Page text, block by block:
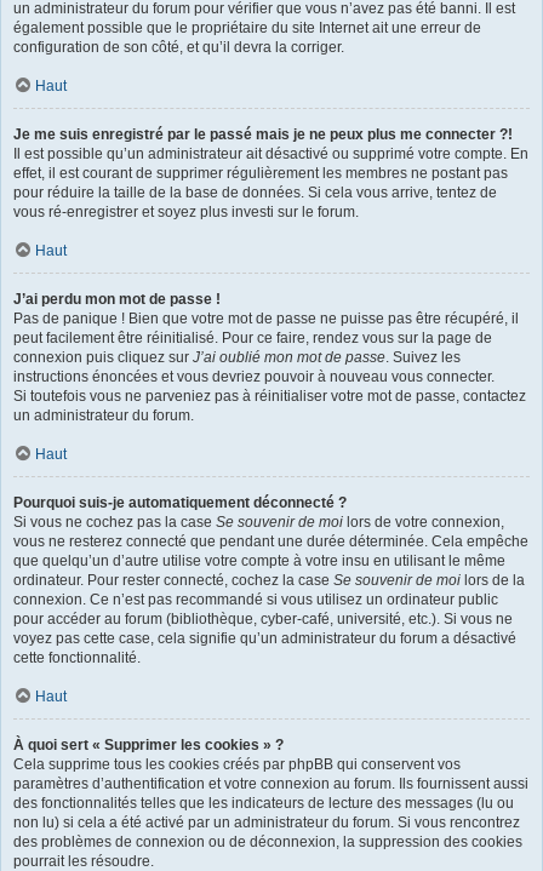
un administrateur du forum pour vérifier que vous n’avez pas été banni. Il est
également possible que le propriétaire du site Internet ait une erreur de
configuration de son côté, et qu’il devra la corriger.
Haut
Je me suis enregistré par le passé mais je ne peux plus me connecter ?!
Il est possible qu’un administrateur ait désactivé ou supprimé votre compte. En
effet, il est courant de supprimer régulièrement les membres ne postant pas
pour réduire la taille de la base de données. Si cela vous arrive, tentez de
vous ré-enregistrer et soyez plus investi sur le forum.
Haut
J’ai perdu mon mot de passe !
Pas de panique ! Bien que votre mot de passe ne puisse pas être récupéré, il
peut facilement être réinitialisé. Pour ce faire, rendez vous sur la page de
connexion puis cliquez sur J’ai oublié mon mot de passe. Suivez les
instructions énoncées et vous devriez pouvoir à nouveau vous connecter.
Si toutefois vous ne parveniez pas à réinitialiser votre mot de passe, contactez
un administrateur du forum.
Haut
Pourquoi suis-je automatiquement déconnecté ?
Si vous ne cochez pas la case Se souvenir de moi lors de votre connexion,
vous ne resterez connecté que pendant une durée déterminée. Cela empêche
que quelqu’un d’autre utilise votre compte à votre insu en utilisant le même
ordinateur. Pour rester connecté, cochez la case Se souvenir de moi lors de la
connexion. Ce n’est pas recommandé si vous utilisez un ordinateur public
pour accéder au forum (bibliothèque, cyber-café, université, etc.). Si vous ne
voyez pas cette case, cela signifie qu’un administrateur du forum a désactivé
cette fonctionnalité.
Haut
À quoi sert « Supprimer les cookies » ?
Cela supprime tous les cookies créés par phpBB qui conservent vos
paramètres d’authentification et votre connexion au forum. Ils fournissent aussi
des fonctionnalités telles que les indicateurs de lecture des messages (lu ou
non lu) si cela a été activé par un administrateur du forum. Si vous rencontrez
des problèmes de connexion ou de déconnexion, la suppression des cookies
pourrait les résoudre.